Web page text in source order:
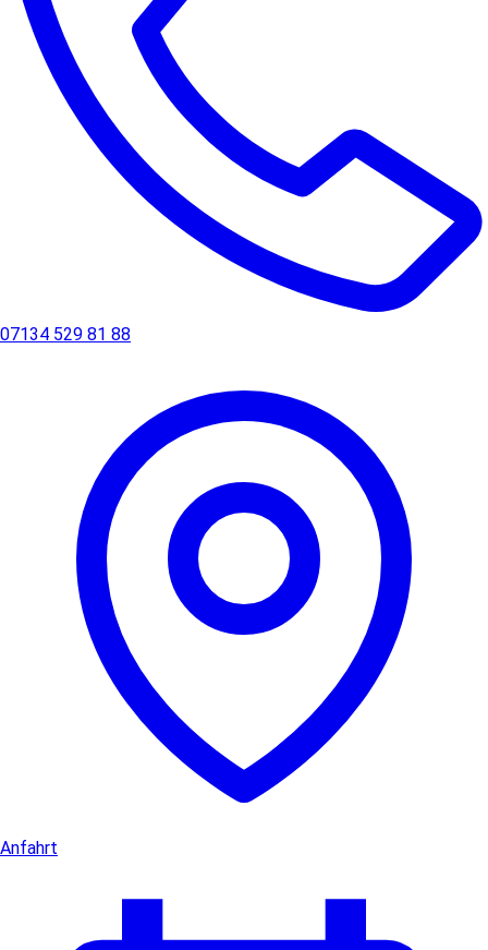
07134 529 81 88
Anfahrt